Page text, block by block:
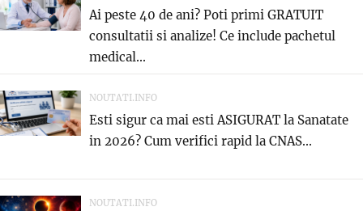
Ai peste 40 de ani? Poti primi GRATUIT
consultatii si analize! Ce include pachetul
medical...
NOUTATI.INFO
Esti sigur ca mai esti ASIGURAT la Sanatate
in 2026? Cum verifici rapid la CNAS...
NOUTATI.INFO